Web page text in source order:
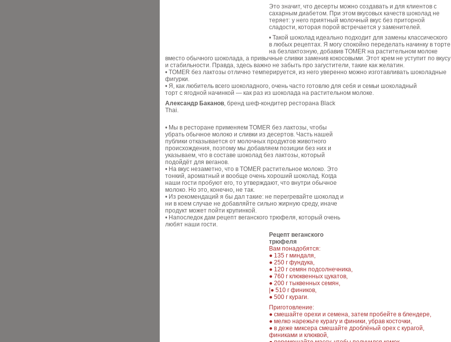
Это значит, что десерты можно создавать и для клиентов с
сахарным диабетом. При этом вкусовых качеств шоколад не
теряет: у него приятный молочный вкус без приторной
сладости, которая порой встречается у заменителей.
• Такой шоколад идеально подходит для замены классического
в любых рецептах. Я могу спокойно переделать начинку в торте
на безлактозную, добавив TOMER на растительном молоке
вместо обычного шоколада, а привычные сливки заменив кокосовыми. Этот крем не уступит по вкусу
и стабильности. Правда, здесь важно не забыть про загустители, такие как желатин.
• TOMER без лактозы отлично темперируется, из него уверенно можно изготавливать шоколадные
фигурки.
• Я, как любитель всего шоколадного, очень часто готовлю для себя и семьи шоколадный
торт с ягодной начинкой — как раз из шоколада на растительном молоке.
Александр Баканов, бренд шеф-кондитер ресторана Black
Thai.
• Мы в ресторане применяем TOMER без лактозы, чтобы
убрать обычное молоко и сливки из десертов. Часть нашей
публики отказывается от молочных продуктов животного
происхождения, поэтому мы добавляем позиции без них и
указываем, что в составе шоколад без лактозы, который
подойдёт для веганов.
• На вкус незаметно, что в TOMER растительное молоко. Это
тонкий, ароматный и вообще очень хороший шоколад. Когда
наши гости пробуют его, то утверждают, что внутри обычное
молоко. Но это, конечно, не так.
• Из рекомендаций я бы дал такие: не перегревайте шоколад и
ни в коем случае не добавляйте сильно жирную среду, иначе
продукт может пойти крупинкой.
• Напоследок дам рецепт веганского трюфеля, который очень
любят наши гости.
Рецепт веганского
трюфеля
Вам понадобятся:
● 135 г миндаля,
● 250 г фундука,
● 120 г семян подсолнечника,
● 760 г клюквенных цукатов,
● 200 г тыквенных семян,
|● 510 г фиников,
● 500 г кураги.
Приготовление:
● смешайте орехи и семена, затем пробейте в блендере,
● мелко нарежьте курагу и финики, убрав косточки,
● в деже миксера смешайте дроблёный орех с курагой,
финиками и клюквой,